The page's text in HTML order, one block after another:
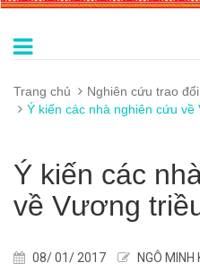
Trang chủ
Nghiên cứu trao đổi
Ý kiến các nhà nghiên cứu
Ý kiến các
về Vương
08/ 01/ 2017 NGÔ MINH